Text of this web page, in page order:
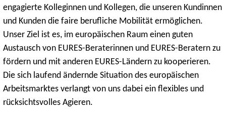
engagierte Kolleginnen und Kollegen, die unseren Kundinnen
und Kunden die faire berufliche Mobilität ermöglichen.
Unser Ziel ist es, im europäischen Raum einen guten
Austausch von EURES-Beraterinnen und EURES-Beratern zu
fördern und mit anderen EURES-Ländern zu kooperieren.
Die sich laufend ändernde Situation des europäischen
Arbeitsmarktes verlangt von uns dabei ein flexibles und
rücksichtsvolles Agieren.